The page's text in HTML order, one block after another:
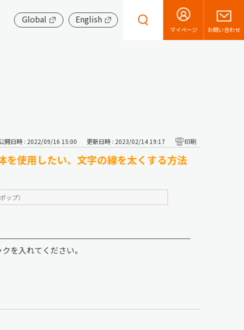
Global English
マイページ お問い合わせ
開日時 : 2022/09/16 15:00 更新日時 : 2023/02/14 19:17 印刷
を使用したい、文字の線を太くする方法
ップ）
を入れてください。